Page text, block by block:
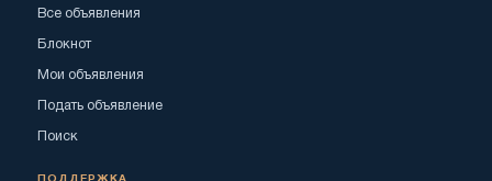
Все объявления
Блокнот
Мои объявления
Подать объявление
Поиск
ПОДДЕРЖКА